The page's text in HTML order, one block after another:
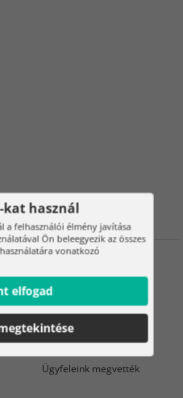
– 40 cm
2
Ügyfeleink megvették
kat használ
a felhasználói élmény javítása
Ön beleegyezik az összes
vonatkozó
elfogad